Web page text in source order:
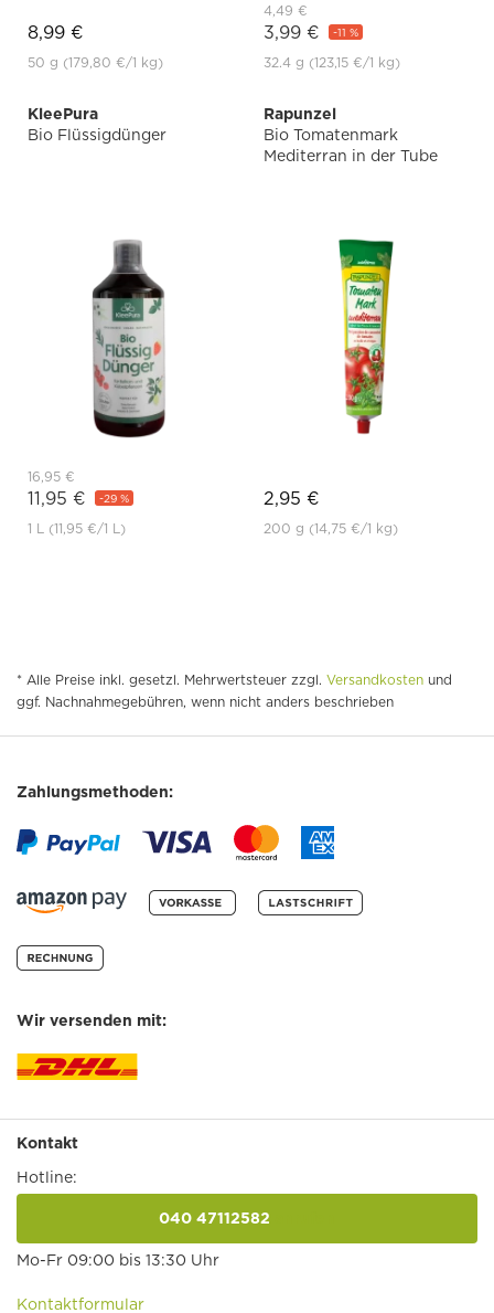
8,99 €
50 g (179,80 €/1 kg)
4,49 €
3,99 € -11 %
32.4 g (123,15 €/1 kg)
KleePura
Bio Flüssigdünger
16,95 €
11,95 € -29 %
1 L (11,95 €/1 L)
Rapunzel
Bio Tomatenmark
Mediterran in der Tube
2,95 €
200 g (14,75 €/1 kg)
* Alle Preise inkl. gesetzl. Mehrwertsteuer zzgl. Versandkosten und
ggf. Nachnahmegebühren, wenn nicht anders beschrieben
Zahlungsmethoden:
Wir versenden mit:
Kontakt
Hotline:
040 47112582
Mo-Fr 09:00 bis 13:30 Uhr
Kontaktformular